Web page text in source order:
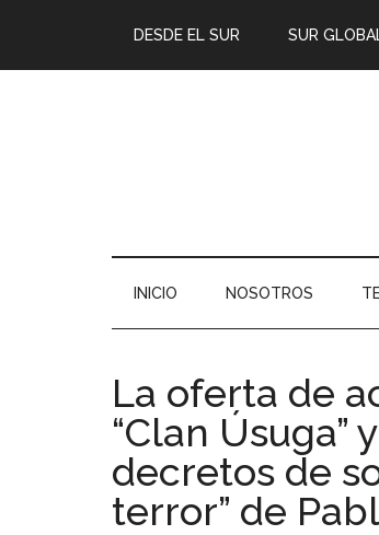
DESDE EL SUR SUR
INICIO NOSOTROS
La oferta de
“Clan
decretos de
terror” de